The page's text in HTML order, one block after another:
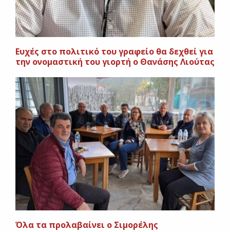
Ευχές στο πολιτικό του γραφείο θα δεχθεί για
την ονομαστική του γιορτή ο Θανάσης Λιούτας
Όλα τα προλαβαίνει ο Σιμορέλης